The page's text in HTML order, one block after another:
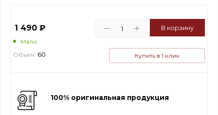
1 490 ₽
Мало
Объем: 60
В корзину
Купить в 1 клик
100% оригинальная продукция